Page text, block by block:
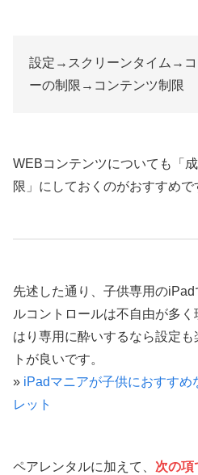
設定→スクリーンタイム→コ
ーの制限→コンテンツ制限
WEBコンテンツについても「
限」にしておくのがおすすめで
先述した通り、子供専用の
ルコントロールは不自由が多
はり専用に酔いするなら設定
トが良いです。
» iPadマニアが子供におすす
レット
ペアレンタルに加えて、 次の項